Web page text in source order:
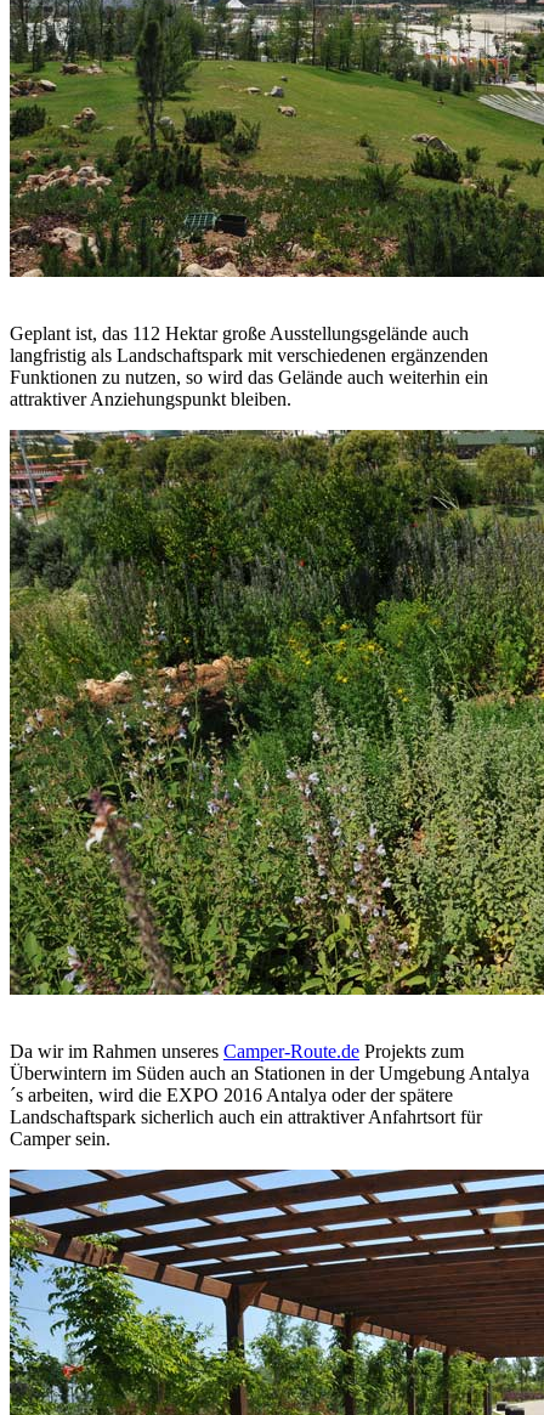
Geplant ist, das 112 Hektar große Ausstellungsgelände auch
langfristig als Landschaftspark mit verschiedenen ergänzenden
Funktionen zu nutzen, so wird das Gelände auch weiterhin ein
attraktiver Anziehungspunkt bleiben.
Da wir im Rahmen unseres Camper-Route.de Projekts zum
Überwintern im Süden auch an Stationen in der Umgebung Antalya
´s arbeiten, wird die EXPO 2016 Antalya oder der spätere
Landschaftspark sicherlich auch ein attraktiver Anfahrtsort für
Camper sein.